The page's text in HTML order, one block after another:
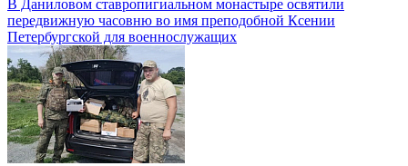
В Даниловом ставропигиальном монастыре освятили
передвижную часовню во имя преподобной Ксении
Петербургской для военнослужащих